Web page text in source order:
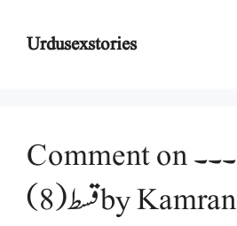
contentUrdusexstories
Comment on خاندانی تعلقات ۔۔۔
قسط (8) by Kamran